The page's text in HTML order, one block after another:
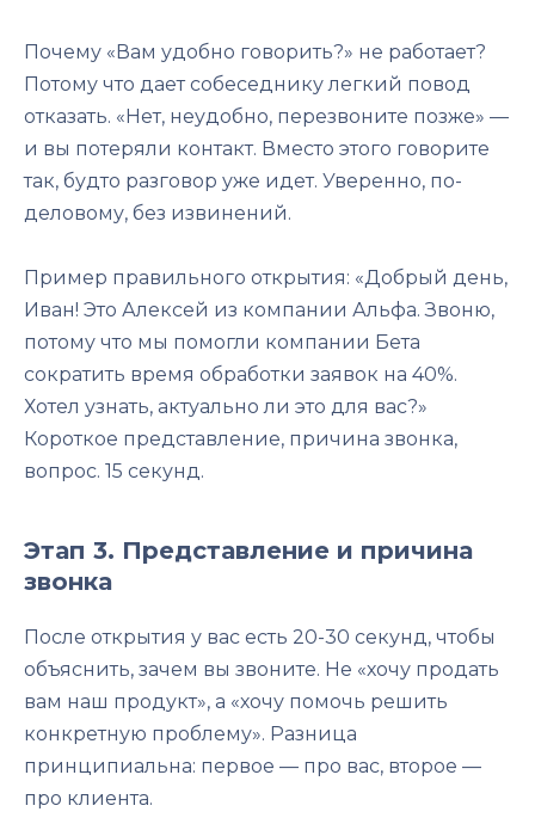
Почему «Вам удобно говорить?» не работает?
Потому что дает собеседнику легкий повод
отказать. «Нет, неудобно, перезвоните позже» —
и вы потеряли контакт. Вместо этого говорите
так, будто разговор уже идет. Уверенно, по-
деловому, без извинений.
Пример правильного открытия: «Добрый день,
Иван! Это Алексей из компании Альфа. Звоню,
потому что мы помогли компании Бета
сократить время обработки заявок на 40%.
Хотел узнать, актуально ли это для вас?»
Короткое представление, причина звонка,
вопрос. 15 секунд.
Этап 3. Представление и причина
звонка
После открытия у вас есть 20-30 секунд, чтобы
объяснить, зачем вы звоните. Не «хочу продать
вам наш продукт», а «хочу помочь решить
конкретную проблему». Разница
принципиальна: первое — про вас, второе —
про клиента.